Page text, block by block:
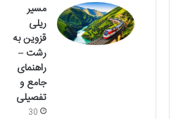
مسیر
ریلی
قزوین به
رشت –
راهنمای
جامع و
تفصیلی
30